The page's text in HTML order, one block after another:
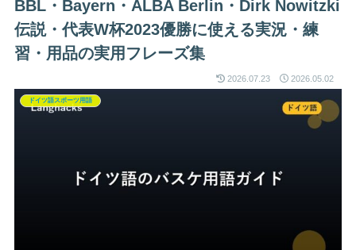
BBL・Bayern・ALBA Berlin・Dirk Nowitzki
伝説・代表W杯2023優勝に使える実況・練
習・用品の実用フレーズ集
2026.07.23 2026.05.02
ドイツ語スポーツ用語